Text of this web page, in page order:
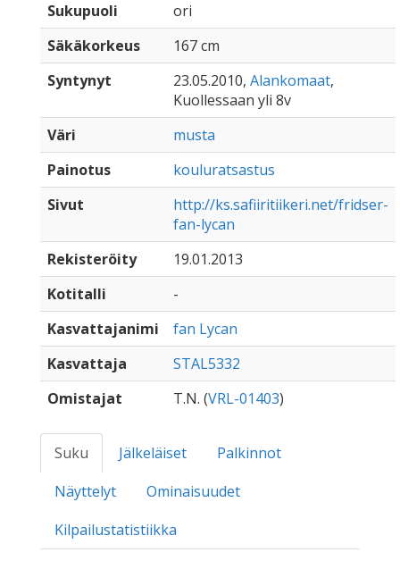
Sukupuoli
ori
Säkäkorkeus
167 cm
Syntynyt
23.05.2010, Alankomaat,
Kuollessaan yli 8v
Väri
musta
Painotus
kouluratsastus
Sivut
http://ks.safiiritiikeri.net/fridser-
fan-lycan
Rekisteröity
19.01.2013
Kotitalli
-
Kasvattajanimi
fan Lycan
Kasvattaja
STAL5332
Omistajat
T.N. (VRL-01403)
Suku Jälkeläiset
Palkinnot
Näyttelyt
Ominaisuudet
Kilpailustatistiikka